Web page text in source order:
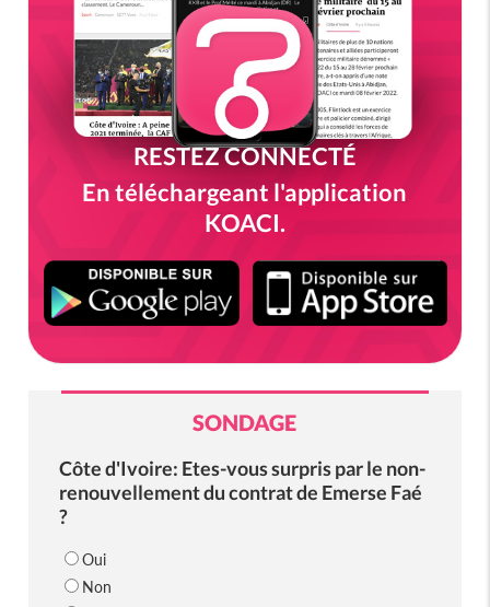
RESTEZ CONNECTÉ
En téléchargeant l'application
KOACI.
SONDAGE
Côte d'Ivoire: Etes-vous surpris par le non-
renouvellement du contrat de Emerse Faé
?
Oui
Non